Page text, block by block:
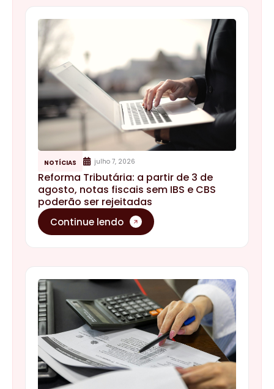
NOTÍCIAS julho 7, 2026
Reforma Tributária: a partir de 3 de
agosto, notas fiscais sem IBS e CBS
poderão ser rejeitadas
Continue lendo